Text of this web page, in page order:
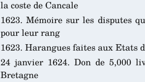
la coste de Cancale
1623. Mémoire sur les disputes
pour leur rang
1623. Harangues faites aux Etats
24 janvier 1624. Don de 5,000
Bretagne